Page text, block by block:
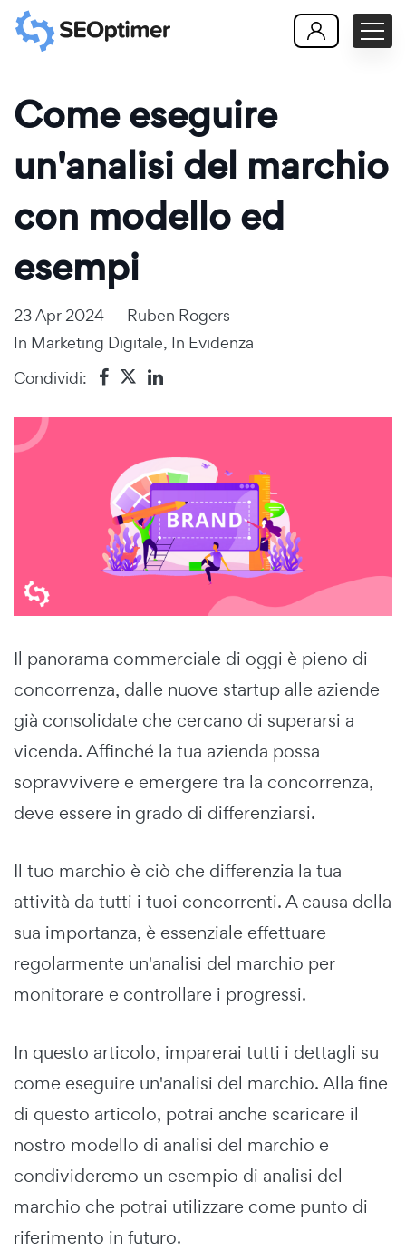
Come eseguire
un'analisi del marchio
con modello ed
esempi
23 Apr 2024
Ruben Rogers
In Marketing Digitale, In Evidenza
Condividi:
Il panorama commerciale di oggi è pieno di
concorrenza, dalle nuove startup alle aziende
già consolidate che cercano di superarsi a
vicenda. Affinché la tua azienda possa
sopravvivere e emergere tra la concorrenza,
deve essere in grado di differenziarsi.
Il tuo marchio è ciò che differenzia la tua
attività da tutti i tuoi concorrenti. A causa della
sua importanza, è essenziale effettuare
regolarmente un'analisi del marchio per
monitorare e controllare i progressi.
In questo articolo, imparerai tutti i dettagli su
come eseguire un'analisi del marchio. Alla fine
di questo articolo, potrai anche scaricare il
nostro modello di analisi del marchio e
condivideremo un esempio di analisi del
marchio che potrai utilizzare come punto di
riferimento in futuro.